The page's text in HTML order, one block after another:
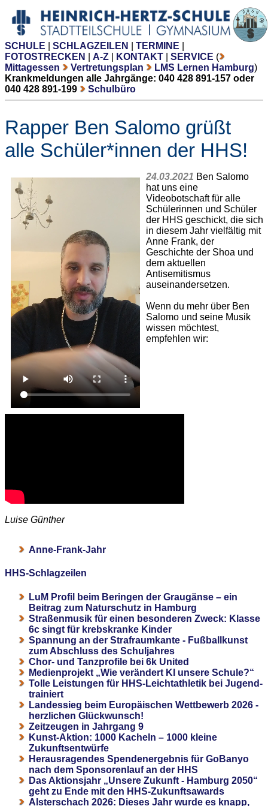
SCHULE SCHLAGZEILEN TERMINE
FOTOSTRECKEN
A-Z KONTAKT SERVICE (
Mittagessen
Vertretungsplan LMS Lernen Hamburg)
Krankmeldungen alle Jahrgänge: 040 428 891-157 oder
040 428 891-199
Schulbüro
Rapper Ben Salomo grüßt
alle Schüler*innen der HHS!
24.03.2021 Ben Salomo
hat uns eine
Videobotschaft für alle
Schülerinnen und Schüler
der HHS geschickt, die sich
in diesem Jahr vielfältig mit
Anne Frank, der
Geschichte der Shoa und
dem aktuellen
Antisemitismus
auseinandersetzen.
Wenn du mehr über Ben
Salomo und seine Musik
wissen möchtest,
empfehlen wir:
Luise Günther
Anne-Frank-Jahr
HHS-Schlagzeilen
LuM Profil beim Beringen der Graugänse – ein
Beitrag zum Naturschutz in Hamburg
Straßenmusik für einen besonderen Zweck: Klasse
6c singt für krebskranke Kinder
Spannung an der Strafraumkante - Fußballkunst
zum Abschluss des Schuljahres
Chor- und Tanzprofile bei 6k United
Medienprojekt „Wie verändert KI unsere Schule?“
Tolle Leistungen für HHS-Leichtathletik bei Jugend-
trainiert
Landessieg beim Europäischen Wettbewerb 2026 -
herzlichen Glückwunsch!
Zeitzeugen in Jahrgang 9
Kunst-Aktion: 1000 Kacheln – 1000 kleine
Zukunftsentwürfe
Herausragendes Spendenergebnis für GoBanyo
nach dem Sponsorenlauf an der HHS
Das Aktionsjahr „Unsere Zukunft - Hamburg 2050“
geht zu Ende mit den HHS-Zukunftsawards
Alsterschach 2026: Dieses Jahr wurde es knapp,